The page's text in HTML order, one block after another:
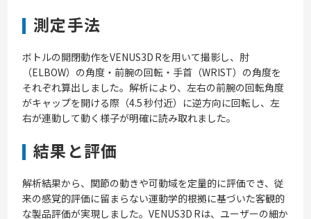
測定手法
ボトルの開閉動作をVENUS3D Rを用いて撮影し、肘
（ELBOW）の角度・前腕の回転・手首（WRIST）の角度を
それぞれ算出しました。解析により、左右の前腕の回転角度
がキャップを開ける際（4.5 秒付近）に逆方向に回転し、左
右が連動して動く様子が明確に読み取れました。
結果と評価
解析結果から、関節の動きや可動域を定量的に評価でき、従
来の感覚的評価に留まらない運動学的根拠に基づいた客観的
な製品評価が実現しました。VENUS3D Rは、ユーザーの細か